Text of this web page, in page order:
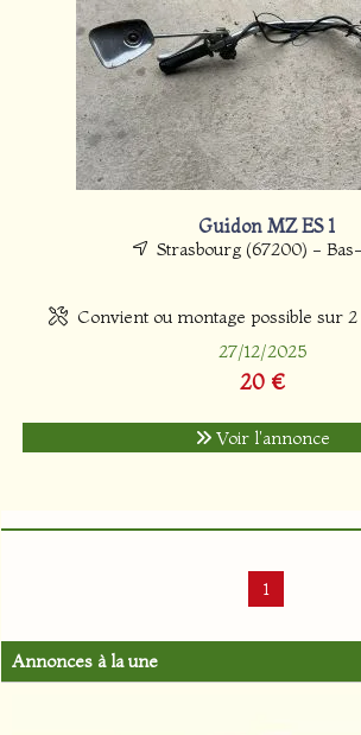
Annonces à la une
Guidon MZ ES 1
Strasbourg (67200) -
Convient ou montage possible sur
27/12/2025
20 €
Voir l'annonce
1